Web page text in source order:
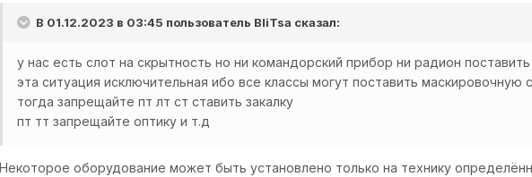
В 01.12.2023 в 03:45 пользователь BliTsa сказал:
у нас есть слот на скрытность но ни командорский прибор ни радион
эта ситуация исключительная ибо все классы могут поставить маскировочную
тогда запрещайте пт лт ст ставить закалку
пт тт запрещайте оптику и т.д
Некоторое оборудование может быть установлено только на технику